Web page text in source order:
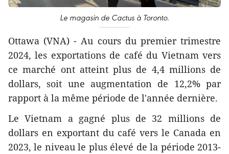
Le magasin de Cactus à Toronto.
Ottawa (VNA) - Au cours du premier trimestre
2024, les exportations de café du Vietnam vers
ce marché ont atteint plus de 4,4 millions de
dollars, soit une augmentation de 12,2% par
rapport à la même période de l'année dernière.
Le Vietnam a gagné plus de 32 millions de
dollars en exportant du café vers le Canada en
2023, le niveau le plus élevé de la période 2013-